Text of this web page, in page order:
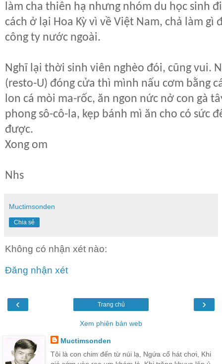
làm cha thiên hạ nhưng nhóm du học sinh
cách ở lại Hoa Kỳ vì về Việt Nam, chả làm
công ty nước ngoài.
Nghĩ lại thời sinh viên nghèo đói, cũng vui.
(resto-U) đóng cửa thì mình nấu cơm bằng
lon cá mòi ma-rốc, ăn ngon nức nở con gà
phong sô-cô-la, kẹp bánh mì ăn cho có sức
được.
Xong om
Nhs
Muctimsonden
Chia sẻ
Không có nhận xét nào:
Đăng nhận xét
‹ ›
Trang chủ
Xem phiên bản web
Muctimsonden
Tôi là con chim đến từ núi lạ, Ngứa cổ hát chơi, Khi